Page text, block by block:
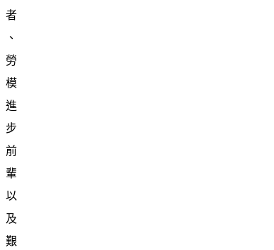
者
、
勞
模
進
步
前
輩
以
及
艱